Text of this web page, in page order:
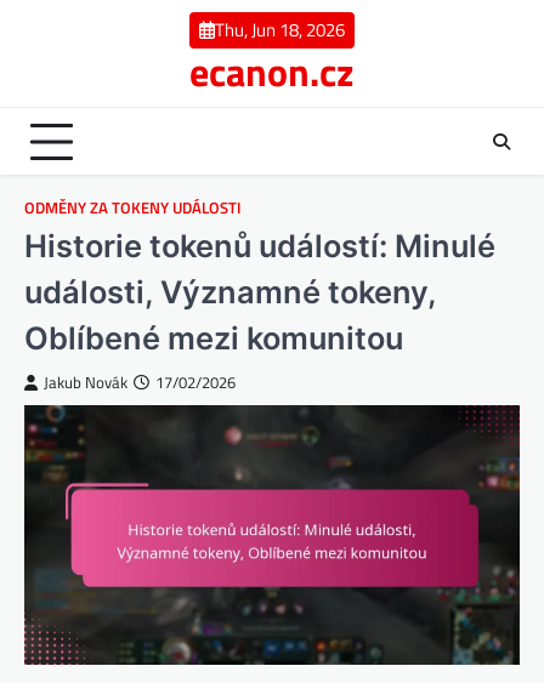
Thu, Jun 18, 2026
ecanon.cz
ODMĚNY ZA TOKENY UDÁLOSTI
Historie tokenů událostí: Minulé
události, Významné tokeny,
Oblíbené mezi komunitou
Jakub Novák 17/02/2026